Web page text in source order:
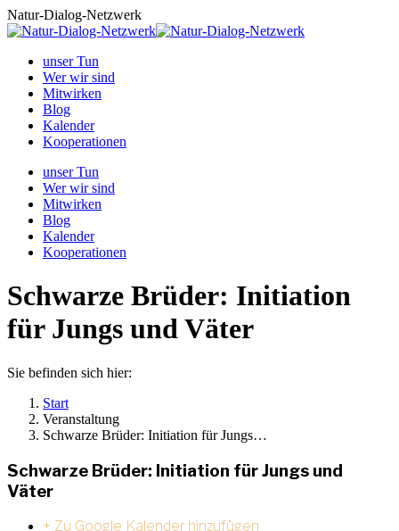
Zum
Inhalt
Natur-Dialog-Netzwerk
unser Tun
Wer wir sind
Mitwirken
Blog
Kalender
Kooperationen
unser Tun
Wer wir sind
Mitwirken
Blog
Kalender
Kooperationen
Schwarze Brüder: Initiation
für Jungs und Väter
Sie befinden sich hier:
Start
Veranstaltung
Schwarze Brüder: Initiation für Jungs…
Schwarze Brüder: Initiation für Jungs und
Väter
+ Zu Google Kalender hinzufügen